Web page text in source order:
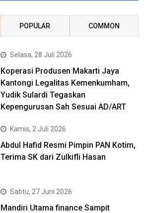
POPULAR COMMON
Selasa, 28 Juli 2026
Koperasi Produsen Makarti Jaya
Kantongi Legalitas Kemenkumham,
Yudik Sulardi Tegaskan
Kepengurusan Sah Sesuai AD/ART
Kamis, 2 Juli 2026
Abdul Hafid Resmi Pimpin PAN Kotim,
Terima SK dari Zulkifli Hasan
Sabtu, 27 Juni 2026
Mandiri Utama finance Sampit